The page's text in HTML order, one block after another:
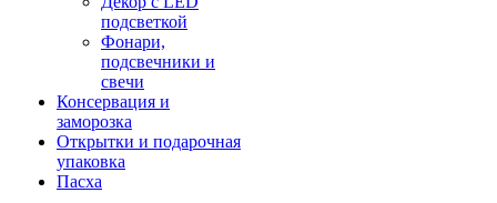
подсветкой
Фонари,
подсвечники и
свечи
Консервация и
заморозка
Открытки и подарочная
упаковка
Пасха